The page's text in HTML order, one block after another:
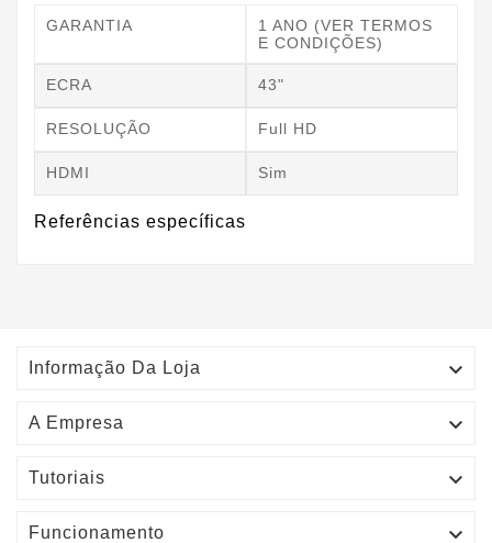
GARANTIA
1 ANO (VER TERMOS
E CONDIÇÕES)
ECRA 43"
RESOLUÇÃO Full HD
HDMI Sim
Referências específicas
Informação Da Loja 
A Empresa 
Tutoriais 
Funcionamento 